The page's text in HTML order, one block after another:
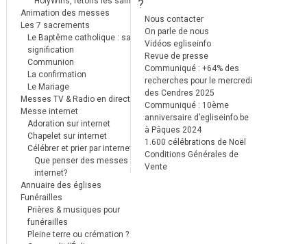
Animation des messes
Les 7 sacrements
Le Baptême catholique : sa
signification
Communion
La confirmation
Le Mariage
Messes TV & Radio en direct
Messe internet
Adoration sur internet
Chapelet sur internet
Célébrer et prier par internet
Que penser des messes
internet?
Annuaire des églises
Funérailles
Prières & musiques pour
funérailles
Pleine terre ou crémation ?
?
Nous contacter
On parle de nous
Vidéos egliseinfo
Revue de presse
Communiqué : +64% des
recherches pour le mercredi
des Cendres 2025
Communiqué : 10ème
anniversaire d’egliseinfo.be
à Pâques 2024
1.600 célébrations de Noël
Conditions Générales de
Vente